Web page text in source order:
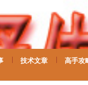
技术文章
高手攻